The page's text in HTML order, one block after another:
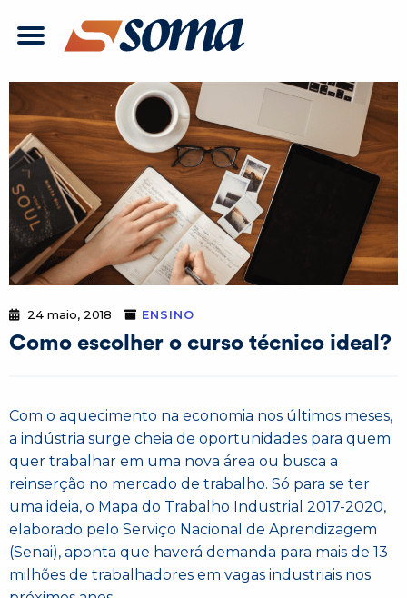
24 maio, 2018 ENSINO
Como escolher o curso técnico ideal?
Com o aquecimento na economia nos últimos meses,
a indústria surge cheia de oportunidades para quem
quer trabalhar em uma nova área ou busca a
reinserção no mercado de trabalho. Só para se ter
uma ideia, o Mapa do Trabalho Industrial 2017-2020,
elaborado pelo Serviço Nacional de Aprendizagem
(Senai), aponta que haverá demanda para mais de 13
milhões de trabalhadores em vagas industriais nos